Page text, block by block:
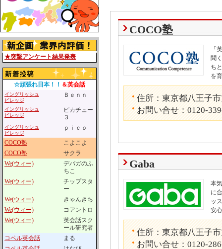
★突撃アンケート結果発表
☆頑張れ日本！！ ＆英会話
イングリッシュ
ビレッジ
Ｂｅｎｎ
イングリッシュ
ビレッジ
ピカチュー
３
イングリッシュ
ビレッジ
ｐｉｃｏ
COCO塾
こよこよ
COCO塾
サクラ
We(ウィー)
デパガのふ
ちこ
We(ウィー)
チップスタ
ー
We(ウィー)
きゃんきち
We(ウィー)
コアントロ
We(ウィー)
英会話スク
ール研究者
コペル英会話
まる
COCO塾
「
聞
ち
を
住所：東京都八王子
お問い合せ：0120-
Gaba
本
に
ッ
安
住所：東京都八王子
お問い合せ：0120-